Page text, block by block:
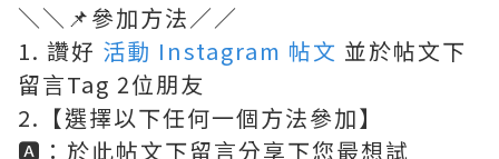
＼＼📌參加方法／／
1️. 讚好 活動 Instagram 帖文 並於帖文下
留言Tag 2位朋友
2.【選擇以下任何一個方法參加】
🅰️：於此帖文下留言分享下您最想試